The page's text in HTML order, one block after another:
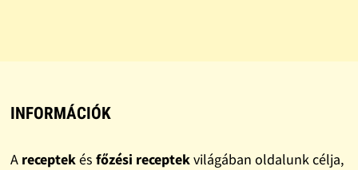
INFORMÁCIÓK
A receptekés főzési receptekvilágában oldalunk célja,